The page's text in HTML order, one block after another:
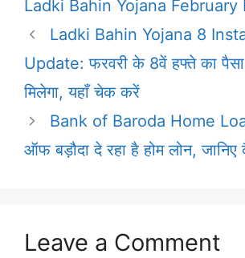
Ladki Bahin Yojana
Ladki Bahin Yojana 8
Update: फरवरी के 8वें हफ्ते का
मिलेगा, यहाँ चेक करें
Bank of Baroda Home
ऑफ बड़ौदा दे रहा है होम लोन,
Leave a Comment